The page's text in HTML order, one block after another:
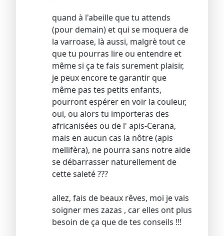
quand à l'abeille que tu attends
(pour demain) et qui se moquera de
la varroase, là aussi, malgrè tout ce
que tu pourras lire ou entendre et
même si ça te fais surement plaisir,
je peux encore te garantir que
même pas tes petits enfants,
pourront espérer en voir la couleur,
oui, ou alors tu importeras des
africanisées ou de l' apis-Cerana,
mais en aucun cas la nôtre (apis
mellifèra), ne pourra sans notre aide
se débarrasser naturellement de
cette saleté ???
allez, fais de beaux rêves, moi je vais
soigner mes zazas , car elles ont plus
besoin de ça que de tes conseils !!!